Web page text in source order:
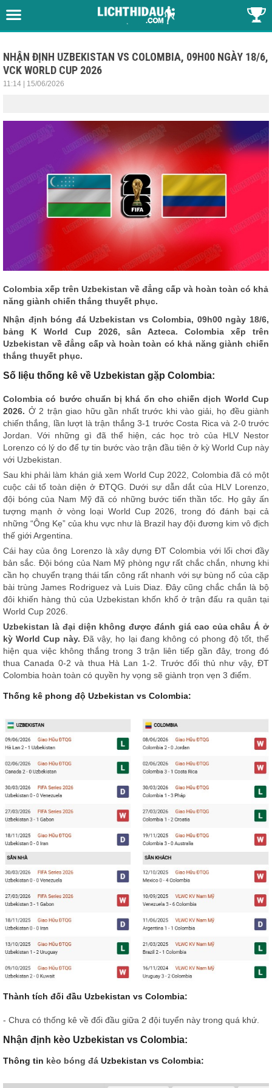
NHẬN ĐỊNH UZBEKISTAN VS COLOMBIA, 09H00 NGÀY 18/6,
VCK WORLD CUP 2026
11:14 | 15/06/2026
Colombia xếp trên Uzbekistan về đẳng cấp và hoàn toàn có khả
năng giành chiến thắng thuyết phục.
Nhận định bóng đáUzbekistan vs Colombia, 09h00 ngày 18/6,
bảng K World Cup 2026, sân Azteca. Colombia xếp trên
Uzbekistan về đẳng cấp và hoàn toàn có khả năng giành chiến
thắng thuyết phục.
Số liệu thống kê về Uzbekistan gặp Colombia:
Colombia có bước chuẩn bị khá ổn cho chiến dịch World Cup
2026. Ở 2 trận giao hữu gần nhất trước khi vào giải, họ đều giành
chiến thắng, lần lượt là trận thắng 3-1 trước Costa Rica và 2-0 trước
Jordan. Với những gì đã thể hiện, các học trò của HLV Nestor
Lorenzo có lý do để tự tin bước vào trận đầu tiên ở kỳ World Cup này
với Uzbekistan.
Sau khi phải làm khán giả xem World Cup 2022, Colombia đã có một
cuộc cải tổ toàn diện ở ĐTQG. Dưới sự dẫn dắt của HLV Lorenzo,
đội bóng của Nam Mỹ đã có những bước tiến thần tốc. Họ gây ấn
tượng mạnh ở vòng loại World Cup 2026, trong đó đánh bại cả
những “Ông Kẹ” của khu vực như là Brazil hay đội đương kim vô địch
thế giới Argentina.
Cái hay của ông Lorenzo là xây dựng ĐT Colombia với lối chơi đầy
bản sắc. Đội bóng của Nam Mỹ phòng ngự rất chắc chắn, nhưng khi
cần họ chuyển trạng thái tấn công rất nhanh với sự bùng nổ của cặp
bài trùng James Rodriguez và Luis Diaz. Đây cũng chắc chắn là bộ
đôi khiến hàng thủ của Uzbekistan khốn khổ ở trận đấu ra quân tại
World Cup 2026.
Uzbekistan là đại diện không được đánh giá cao của châu Á ở
kỳ World Cup này.Đã vậy, họ lại đang không có phong độ tốt, thể
hiện qua việc không thắng trong 3 trận liên tiếp gần đây, trong đó
thua Canada 0-2 và thua Hà Lan 1-2. Trước đối thủ như vậy, ĐT
Colombia hoàn toàn có quyền hy vọng sẽ giành trọn vẹn 3 điểm.
Thống kê phong độ Uzbekistan vs Colombia:
Thành tích đối đầu Uzbekistan vs Colombia:
- Chưa có thống kê về đối đầu giữa 2 đội tuyển này trong quá khứ.
Nhận định kèo Uzbekistan vs Colombia:
Thông tin kèo bóng đá Uzbekistan vs Colombia: